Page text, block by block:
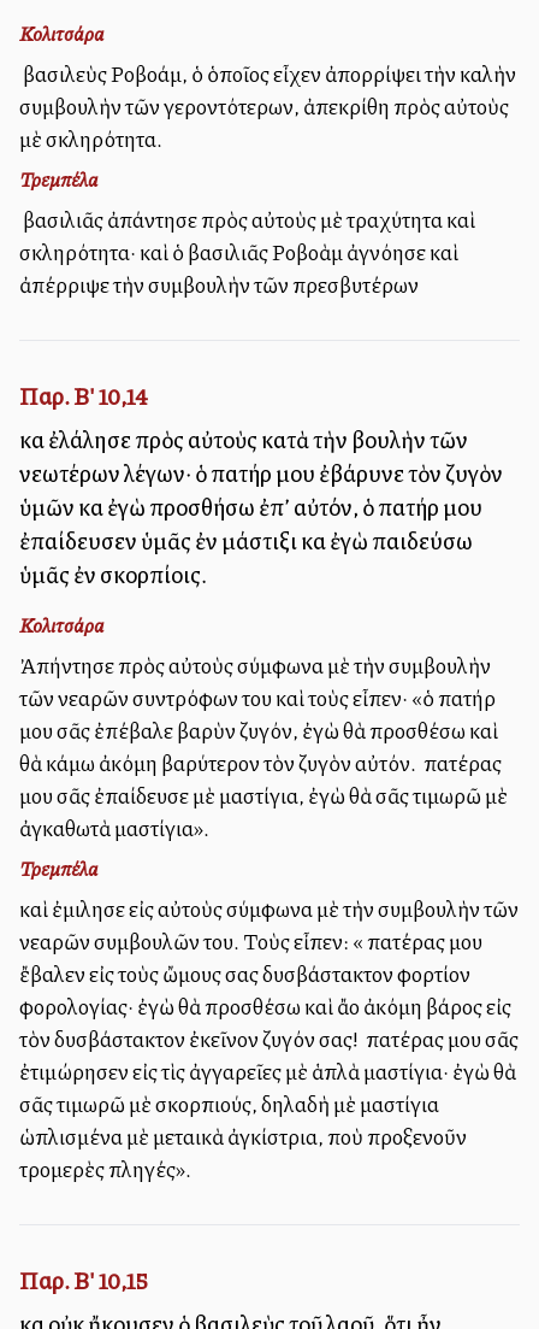
Κολιτσάρα
Ὁ βασιλεὺς Ροβοάμ, ὁ ὁποῖος εἶχεν ἀπορρίψει τὴν καλὴν
συμβουλὴν τῶν γεροντότερων, ἀπεκρίθη πρὸς αὐτοὺς
μὲ σκληρότητα.
Τρεμπέλα
Ὁ βασιλιᾶς ἀπάντησε πρὸς αὐτοὺς μὲ τραχύτητα καὶ
σκληρότητα· καὶ ὁ βασιλιᾶς Ροβοὰμ ἀγνόησε καὶ
ἀπέρριψε τὴν συμβουλὴν τῶν πρεσβυτέρων
Παρ. Β' 10,14
καὶ ἐλάλησε πρὸς αὐτοὺς κατὰ τὴν βουλὴν τῶν
νεωτέρων λέγων· ὁ πατήρ μου ἐβάρυνε τὸν ζυγὸν
ὑμῶν καὶ ἐγὼ προσθήσω ἐπ’ αὐτόν, ὁ πατήρ μου
ἐπαίδευσεν ὑμᾶς ἐν μάστιξι καὶ ἐγὼ παιδεύσω
ὑμᾶς ἐν σκορπίοις.
Κολιτσάρα
Ἀπήντησε πρὸς αὐτοὺς σύμφωνα μὲ τὴν συμβουλὴν
τῶν νεαρῶν συντρόφων του καὶ τοὺς εἶπεν· «ὁ πατήρ
μου σᾶς ἐπέβαλε βαρὺν ζυγόν, ἐγὼ θὰ προσθέσω καὶ
θὰ κάμω ἀκόμη βαρύτερον τὸν ζυγὸν αὐτόν. Ὁ πατέρας
μου σᾶς ἐπαίδευσε μὲ μαστίγια, ἐγὼ θὰ σᾶς τιμωρῶ μὲ
ἀγκαθωτὰ μαστίγια».
Τρεμπέλα
καὶ ἐμιλησε εἰς αὐτοὺς σύμφωνα μὲ τὴν συμβουλὴν τῶν
νεαρῶν συμβουλῶν του. Τοὺς εἶπεν: «Ὁ πατέρας μου
ἔβαλεν εἰς τοὺς ὤμους σας δυσβάστακτον φορτίον
φορολογίας· ἐγὼ θὰ προσθέσω καὶ ἄλλο ἀκόμη βάρος εἰς
τὸν δυσβάστακτον ἐκεῖνον ζυγόν σας! Ὁ πατέρας μου σᾶς
ἐτιμώρησεν εἰς τὶς ἀγγαρεῖες μὲ ἁπλὰ μαστίγια· ἐγὼ θὰ
σᾶς τιμωρῶ μὲ σκορπιούς, δηλαδὴ μὲ μαστίγια
ὡπλισμένα μὲ μεταλλικὰ ἀγκίστρια, ποὺ προξενοῦν
τρομερὲς πληγές».
Παρ. Β' 10,15